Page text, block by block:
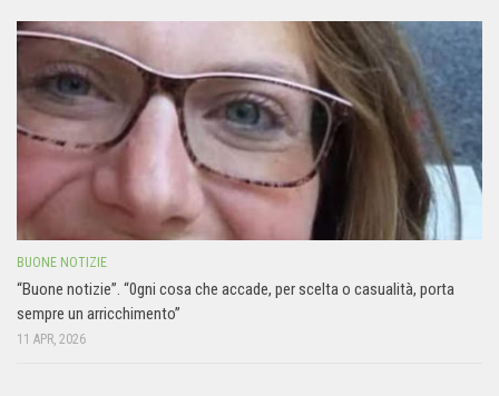
BUONE NOTIZIE
“Buone notizie”. “0gni cosa che accade, per scelta o casualità, porta
sempre un arricchimento”
11 APR, 2026